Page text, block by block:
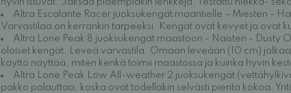
hyvin istuvat. Jaksaa pidempiäkin lenkkejä. Testattu hiekka-
Altra Escalante Racer juoksukengät maantielle – Miesten -
Varvastilaa on kerrankin tarpeeksi. Kengät ovat kevyet ja
Altra Lone Peak 8 juoksukengät maastoon - Naisten -
oloiset kengät. Leveä varvastila. Omaan leveään (10 cm)
käyttö näyttää, miten kenkä toimii maastossa ja kuinka hyvin
Altra Lone Peak Low All-weather 2 juoksukengät
pakko palauttaa, koska ovat todellakin selvästi pientä kokoa.